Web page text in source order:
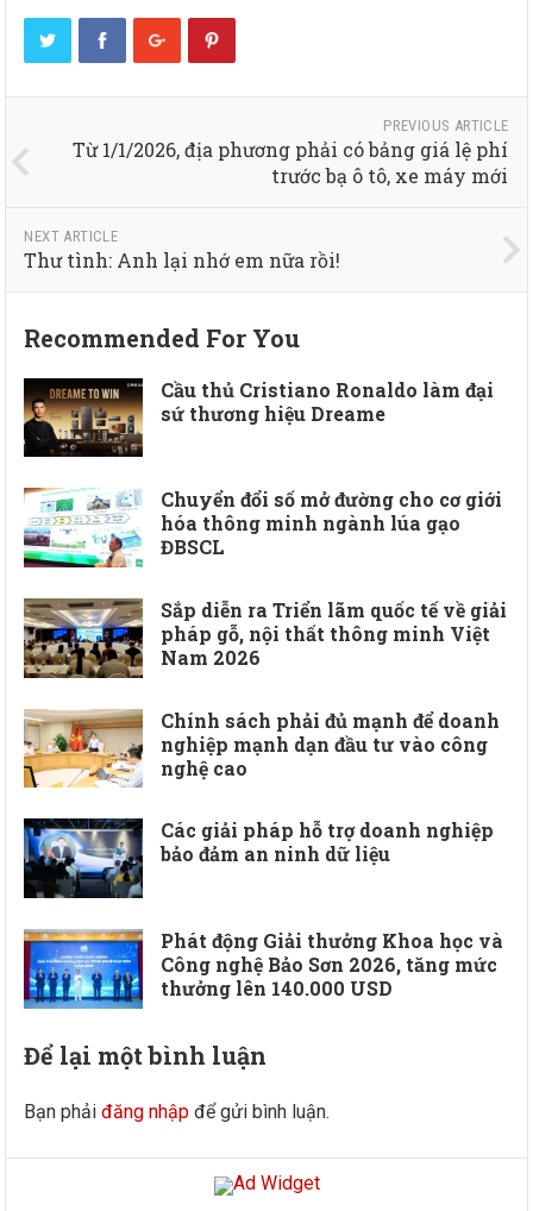
PREVIOUS ARTICLE
Từ 1/1/2026, địa phương phải có bảng giá lệ phí
trước bạ ô tô, xe máy mới
NEXT ARTICLE
Thư tình: Anh lại nhớ em nữa rồi!
Recommended For You
Cầu thủ Cristiano Ronaldo làm đại
sứ thương hiệu Dreame
Chuyển đổi số mở đường cho cơ giới
hóa thông minh ngành lúa gạo
ĐBSCL
Sắp diễn ra Triển lãm quốc tế về giải
pháp gỗ, nội thất thông minh Việt
Nam 2026
Chính sách phải đủ mạnh để doanh
nghiệp mạnh dạn đầu tư vào công
nghệ cao
Các giải pháp hỗ trợ doanh nghiệp
bảo đảm an ninh dữ liệu
Phát động Giải thưởng Khoa học và
Công nghệ Bảo Sơn 2026, tăng mức
thưởng lên 140.000 USD
Để lại một bình luận
Bạn phảiđăng nhập để gửi bình luận.